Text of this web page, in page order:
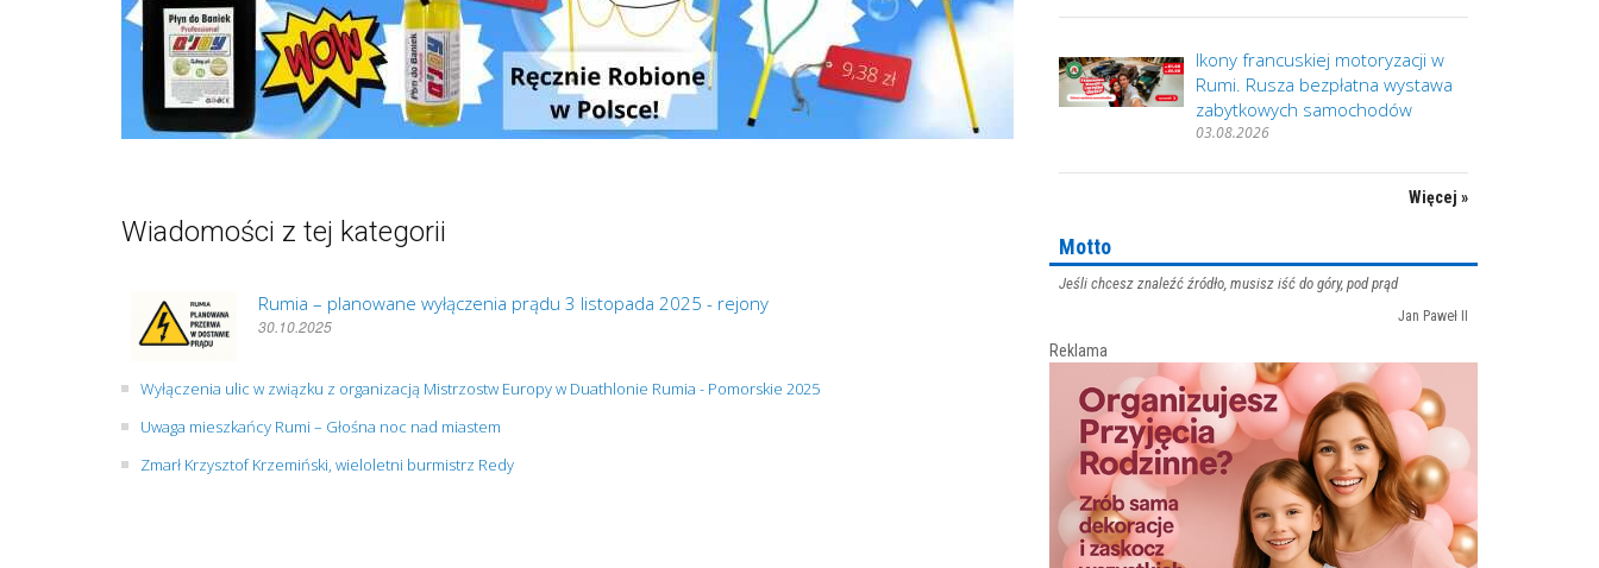
Wiadomości z tej kategorii
Rumia – planowane wyłączenia prądu 3 listopada 2025 - rejony
30.10.2025
Wyłączenia ulic w związku z organizacją Mistrzostw Europy w Duathlonie Rumia - Pomorskie 2025
Uwaga mieszkańcy Rumi – Głośna noc nad miastem
Zmarł Krzysztof Krzemiński, wieloletni burmistrz Redy
Ikony francuskiej motoryzacji w
Rumi. Rusza bezpłatna wystawa
zabytkowych samochodów
03.08.2026
Więcej »
Motto
Jeśli chcesz znaleźć źródło, musisz iść do góry, pod prąd
Jan Paweł II
Reklama